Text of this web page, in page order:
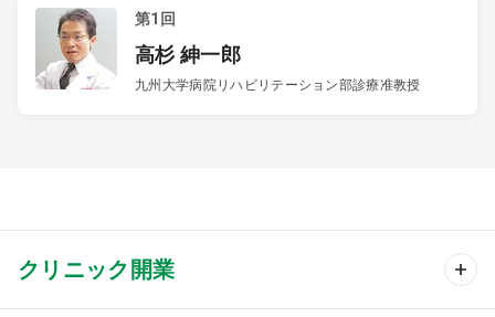
第1回
高杉 紳一郎
九州大学病院リハビリテーション部診療准教授
クリニック開業